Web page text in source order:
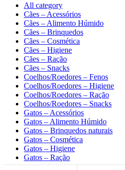
All category
Cães – Acessórios
Cães – Alimento Húmido
Cães – Brinquedos
Cães – Cosmética
Cães – Higiene
Cães – Ração
Cães – Snacks
Coelhos/Roedores – Fenos
Coelhos/Roedores – Higiene
Coelhos/Roedores – Ração
Coelhos/Roedores – Snacks
Gatos – Acessórios
Gatos – Alimento Húmido
Gatos – Brinquedos naturais
Gatos – Cosmética
Gatos – Higiene
Gatos – Ração